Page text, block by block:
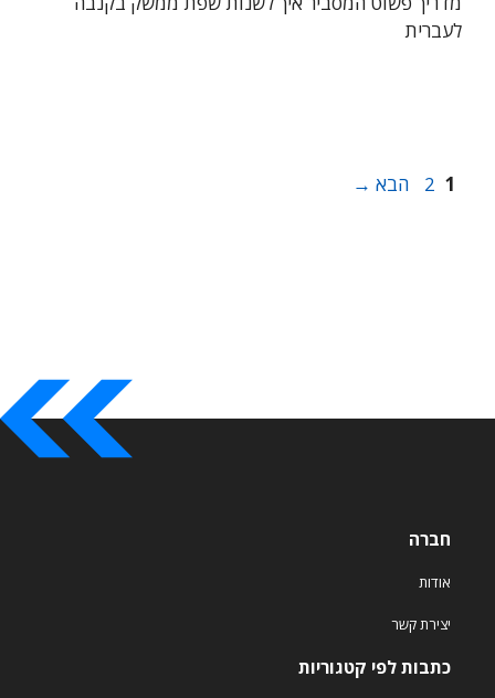
לעברית
עמוד
1 עמוד
2 הבא →
חברה
אודות
יצירת קשר
כתבות לפי קטגוריות